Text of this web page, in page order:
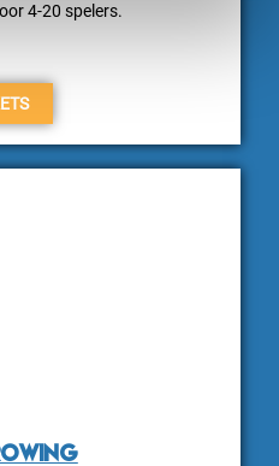
4-20 spelers.